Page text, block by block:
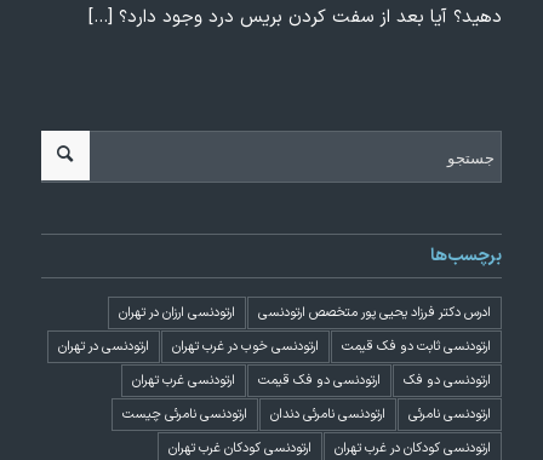
دهید؟ آیا بعد از سفت کردن بریس درد وجود دارد؟[…]
برچسب‌ها
ادرس دکتر فرزاد یحیی پور متخصص ارتودنسی
ارتودنسی ارزان در تهران
ارتودنسی ثابت دو فک قیمت
ارتودنسی خوب در غرب تهران
ارتودنسی در تهران
ارتودنسی دو فک
ارتودنسی دو فک قیمت
ارتودنسی غرب تهران
ارتودنسی نامرئی
ارتودنسی نامرئی دندان
ارتودنسی نامرئی چیست
ارتودنسی کودکان در غرب تهران
ارتودنسی کودکان غرب تهران